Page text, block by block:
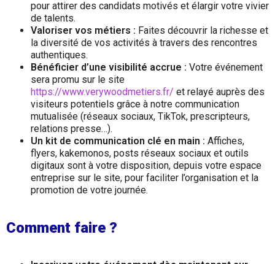
pour attirer des candidats motivés et élargir votre vivier
de talents.
Valoriser vos métiers : Faites découvrir la richesse et
la diversité de vos activités à travers des rencontres
authentiques.
Bénéficier d’une visibilité accrue : Votre événement
sera promu sur le site
https://www.verywoodmetiers.fr/ et relayé auprès des
visiteurs potentiels grâce à notre communication
mutualisée (réseaux sociaux, TikTok, prescripteurs,
relations presse…).
Un kit de communication clé en main : Affiches,
flyers, kakemonos, posts réseaux sociaux et outils
digitaux sont à votre disposition, depuis votre espace
entreprise sur le site, pour faciliter l’organisation et la
promotion de votre journée.
Comment faire ?